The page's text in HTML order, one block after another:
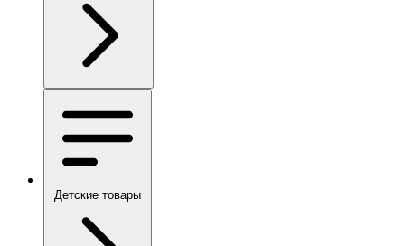
Детские товары